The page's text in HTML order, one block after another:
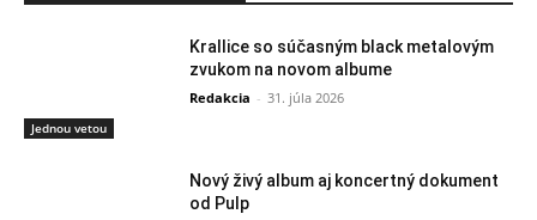
Jednou vetou
Krallice so súčasným black metalovým
zvukom na novom albume
Redakcia - 31. júla 2026
Nový živý album aj koncertný dokument
od Pulp